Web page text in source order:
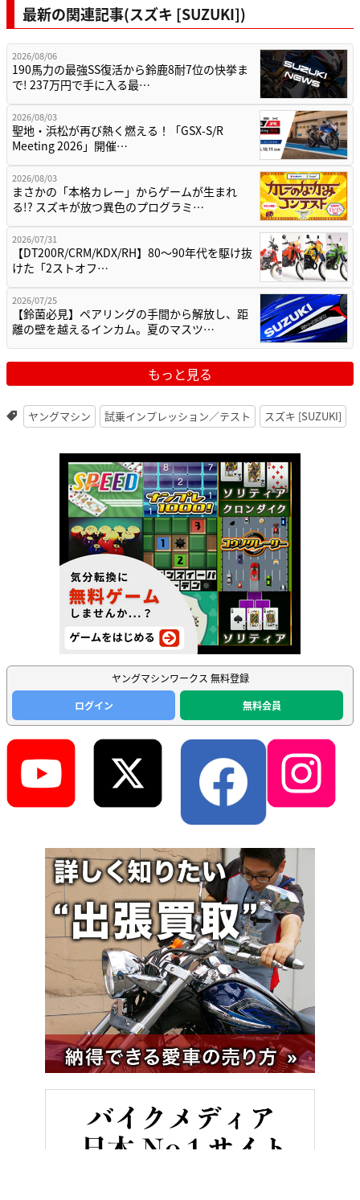
最新の関連記事(スズキ [SUZUKI])
2026/08/06
190馬力の最強SS復活から鈴鹿8耐7位の快挙ま
で! 237万円で手に入る最…
2026/08/03
聖地・浜松が再び熱く燃える！「GSX-S/R
Meeting 2026」開催…
2026/08/03
まさかの「本格カレー」からゲームが生まれ
る!? スズキが放つ異色のプログラミ…
2026/07/31
【DT200R/CRM/KDX/RH】80〜90年代を駆け抜
けた「2ストオフ…
2026/07/25
【鈴菌必見】ペアリングの手間から解放し、距
離の壁を越えるインカム。夏のマスツ…
もっと見る
ヤングマシン 試乗インプレッション／テスト スズキ [SUZUKI]
ヤングマシンワークス 無料登録
ログイン
無料会員